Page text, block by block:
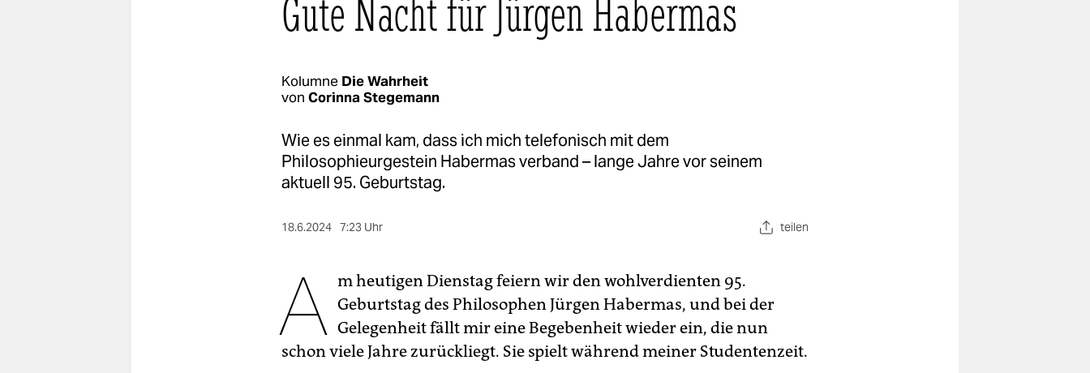
Gute Nacht für Jürgen Habermas
Kolumne Die Wahrheit
von Corinna Stegemann
Wie es einmal kam, dass ich mich telefonisch mit dem
Philosophieurgestein Habermas verband – lange Jahre vor seinem
aktuell 95. Geburtstag.
18.6.2024 7:23 Uhr teilen
A m heutigen Dienstag feiern wir den wohlverdienten 95.
Geburtstag des Philosophen Jürgen Habermas, und bei der
Gelegenheit fällt mir eine Begebenheit wieder ein, die nun
schon viele Jahre zurückliegt. Sie spielt während meiner Studentenzeit.